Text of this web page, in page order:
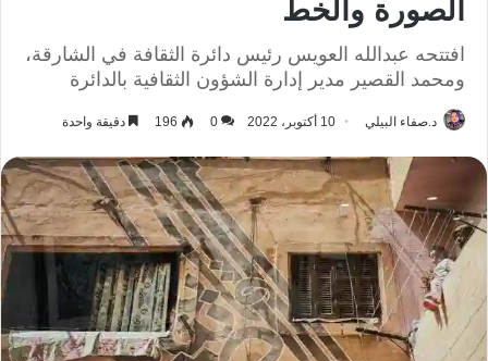
الصورة والخط
افتتحه عبدالله العويس رئيس دائرة الثقافة في الشارقة،
ومحمد القصير مدير إدارة الشؤون الثقافية بالدائرة
د.صفاء البيلي 10 أكتوبر، 2022 0
196 دقيقة واحدة